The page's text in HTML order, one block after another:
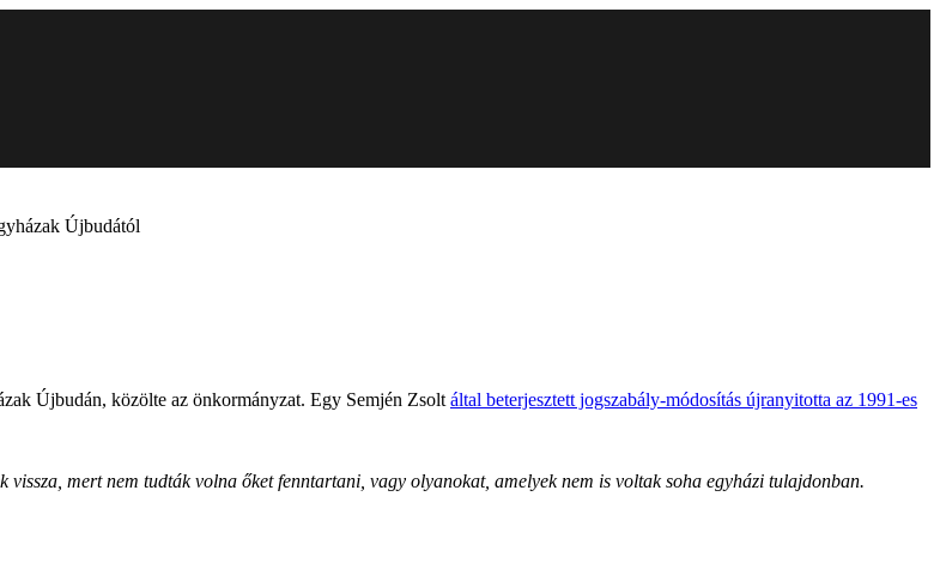
Újbudától
Újbudán, közölte az önkormányzat. Egy Semjén Zsolt által beterjesztett jogszabály-módosítás újranyitotta az 1991-es
mert nem tudták volna őket fenntartani, vagy olyanokat, amelyek nem is voltak soha egyházi tulajdonban.